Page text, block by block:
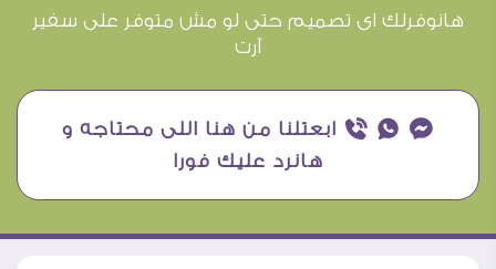
هانوفرلك اى تصميم حتى لو مش متوفر على سفير
آرت
¥ ₧ ƒ ابعتلنا من هنا اللى محتاجه و
هانرد عليك فورا